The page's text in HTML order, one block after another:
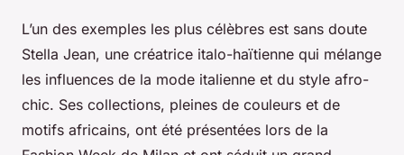
L’un des exemples les plus célèbres est sans doute
Stella Jean, une créatrice italo-haïtienne qui mélange
les influences de la mode italienne et du style afro-
chic. Ses collections, pleines de couleurs et de
motifs africains, ont été présentées lors de la